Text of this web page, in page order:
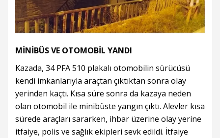
MİNİBÜS VE OTOMOBİL YANDI
Kazada, 34 PFA 510 plakalı otomobilin sürücüsü
kendi imkanlarıyla araçtan çıktıktan sonra olay
yerinden kaçtı. Kısa süre sonra da kazaya neden
olan otomobil ile minibüste yangın çıktı. Alevler kısa
sürede araçları sararken, ihbar üzerine olay yerine
itfaiye, polis ve sağlık ekipleri sevk edildi. İtfaiye